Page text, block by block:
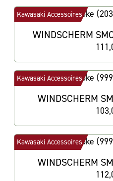
Kawasaki Accessoires
WINDSCHERM
Kawasaki Accessoires
WINDSCHERM
Kawasaki Accessoires
WINDSCHERM